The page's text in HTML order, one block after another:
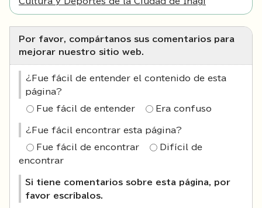
Por favor, compártanos sus comentarios para
mejorar nuestro sitio web.
¿Fue fácil de entender el contenido de esta
página?
Fue fácil de entender Era confuso
¿Fue fácil encontrar esta página?
Fue fácil de encontrar
Difícil de
encontrar
Si tiene comentarios sobre esta página, por
favor escríbalos.